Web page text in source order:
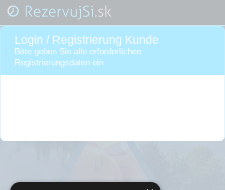
Login / Registrierung Kunde
Bitte geben Sie alle erforderlichen
Registrierungsdaten ein